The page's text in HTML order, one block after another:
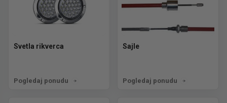
Svetla rikverca
Pogledaj ponudu
Sajle
Pogledaj ponudu